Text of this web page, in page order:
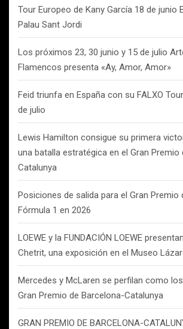
Tour Europeo de Kany García 18 de junio
Palau Sant Jordi
Los próximos 23, 30 junio y 15 de julio
Flamencos presenta «Ay, Amor, Amor»
Feid triunfa en España con su FALXO
de julio
Lewis Hamilton consigue su primera
una batalla estratégica en el Gran Premio
Catalunya
Posiciones de salida para el Gran Premio
Fórmula 1 en 2026
LOEWE y la FUNDACIÓN LOEWE
Chetrit, una exposición en el Museo
Mercedes y McLaren se perfilan como
Gran Premio de Barcelona-Catalunya
GRAN PREMIO DE BARCELONA-